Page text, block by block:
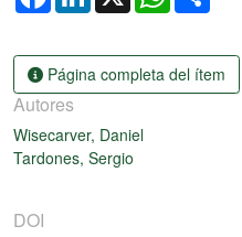
Página completa del ítem
Autores
Wisecarver, Daniel
Tardones, Sergio
DOI